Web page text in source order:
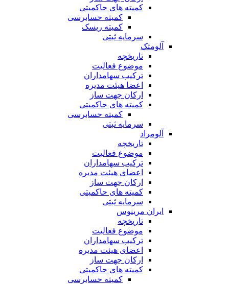
کمیته های حاکمیتی
کمیته حسابرسی
کمیته ریسک
سرمایه ثبتی
آلومتک
تاریخچه
موضوع فعالیت
ترکیب سهامداران
اعضا هیئت مدیره
ارکان جهت ساز
کمیته های حاکمیتی
کمیته حسابرسی
سرمایه ثبتی
آلومراد
تاریخچه
موضوع فعالیت
ترکیب سهامداران
اعضای هیئت مدیره
ارکان جهت ساز
کمیته های حاکمیتی
سرمایه ثبتی
ایران مرینوس
تاریخچه
موضوع فعالیت
ترکیب سهامداران
اعضای هیئت مدیره
ارکان جهت ساز
کمیته های حاکمیتی
کمیته حسابرسی